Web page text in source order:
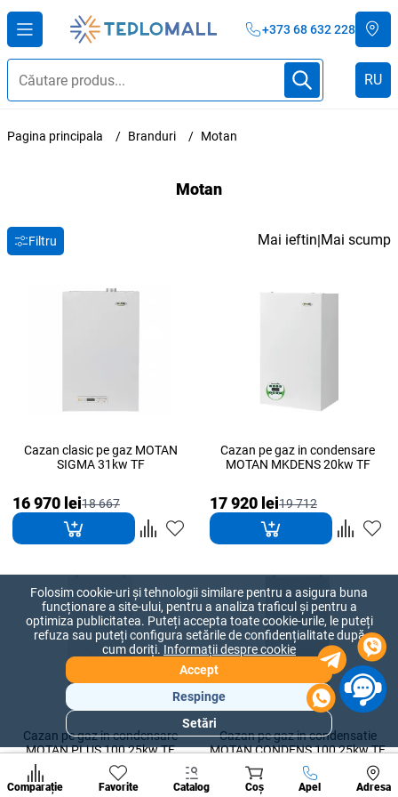
+373 68 632 228
RU
Pagina principala Branduri Motan
Motan
Filtru Mai ieftin|Mai scump
Cazan clasic pe gaz MOTAN
SIGMA 31kw TF
16 970 lei18 667
Cazan pe gaz in condensare
MOTAN MKDENS 20kw TF
17 920 lei19 712
Cazan pe gaz in condensare
MOTAN PLUS 100 25kw TF
19 481 lei 21 429
Cazan pe gaz in condensatie
MOTAN CONDENS 100 25kw TF
19 683 lei 21 651
Comparație Favorite Catalog Coș Apel Adresa
A suna
Secțiuni
populare
de
Folosim cookie-uri și tehnologii similare pentru a asigura buna
funcționare a site-ului, pentru a analiza traficul și pentru a
optimiza publicitatea. Puteți accepta toate cookie-urile, le puteți
refuza sau puteți configura setările de confidențialitate după
cum doriți. Informații despre cookie
Accept
Respinge
Setări